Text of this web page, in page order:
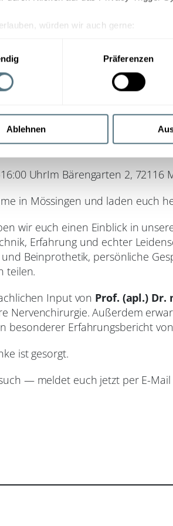
würden wir auch gerne:
durch aktives Scannen nach
darüber, wie Ihre persönlichen
Cookies, um Inhalte und Anzeigen zu
auf unsere Website zu analysieren.
Partner für soziale Medien,
mit weiteren Daten zusammen, die
haben.
Präferenzen
Ablehnen
Prothesen
UhrIm Bärengarten 2, 72116
in Mössingen und laden euch
wir euch einen Einblick in
Erfahrung und echter
Beinprothetik, persönliche
teilen.
Input von Prof. (apl.) Dr.
Nervenchirurgie. Außerdem
besonderer Erfahrungsbericht von
ist gesorgt.
— meldet euch jetzt per E-Mail